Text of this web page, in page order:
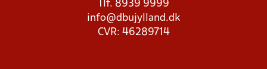
Tlf. 8939 9999
info@dbujylland.dk
CVR: 46289714